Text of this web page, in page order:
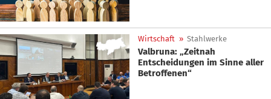
Wirtschaft » Stahlwerke
Valbruna: „Zeitnah
Entscheidungen im Sinne aller
Betroffenen“